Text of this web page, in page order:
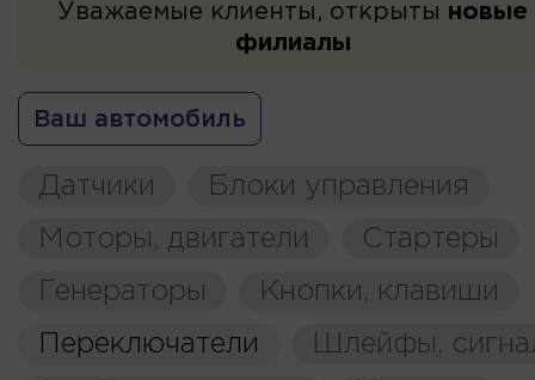
Уважаемые клиенты, открыты новые
филиалы
Ваш автомобиль
Датчики
Блоки управления
Моторы, двигатели
Стартеры
Генераторы
Кнопки, клавиши
Переключатели
Шлейфы,